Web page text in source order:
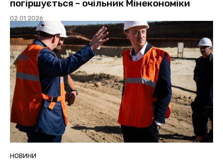
погіршується – очільник Мінекономіки
02.01.2026
НОВИНИ